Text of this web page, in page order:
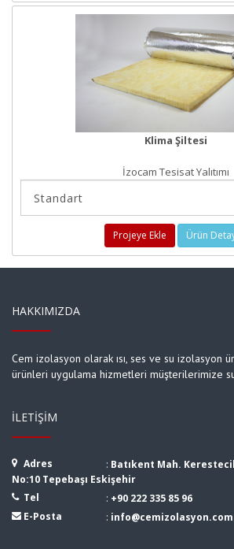
Klima Şiltesi
İzocam Tesisat Yalıtımı
Projeye Ekle Ürün
HAKKIMIZDA
Cem izolasyon olarak ısı, ses ve su izolasyon
ürünleri uygulama hizmetleri müşterilerimize
İLETIŞIM
Adres : Batıkent Mah.
No:10 Tepebaşı Eskişehir
Tel
: +90 222 335 85 96
E-Posta
: